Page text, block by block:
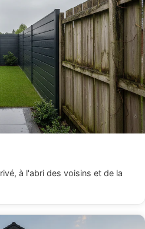
à l'abri des voisins et de la